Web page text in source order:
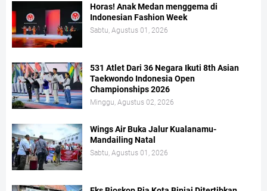
Horas! Anak Medan menggema di
Indonesian Fashion Week
Sabtu, Agustus 01, 2026
531 Atlet Dari 36 Negara Ikuti 8th Asian
Taekwondo Indonesia Open
Championships 2026
Minggu, Agustus 02, 2026
Wings Air Buka Jalur Kualanamu-
Mandailing Natal
Sabtu, Agustus 01, 2026